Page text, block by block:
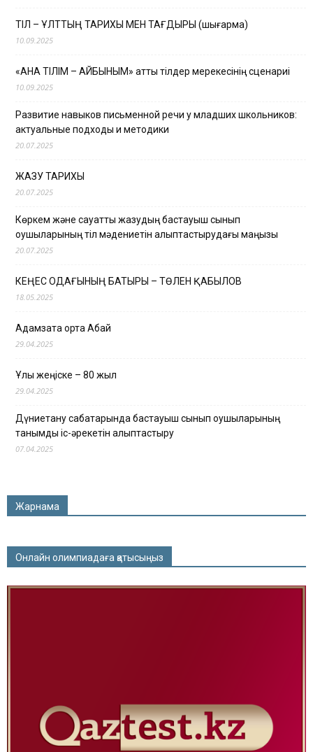
ТІЛ – ҰЛТТЫҢ ТАРИХЫ МЕН ТАҒДЫРЫ (шығарма)
10.09.2025
«АНА ТІЛІМ – АЙБЫНЫМ» атты тілдер мерекесінің сценариі
10.09.2025
Развитие навыков письменной речи у младших школьников:
актуальные подходы и методики
20.07.2025
ЖАЗУ ТАРИХЫ
20.07.2025
Көркем және сауатты жазудың бастауыш сынып
оқушыларының тіл мәдениетін қалыптастырудағы маңызы
20.07.2025
КЕҢЕС ОДАҒЫНЫҢ БАТЫРЫ – ТӨЛЕН ҚАБЫЛОВ
18.05.2025
Адамзатқа ортақ Абай
29.04.2025
Ұлы жеңіске – 80 жыл
29.04.2025
Дүниетану сабақтарында бастауыш сынып оқушыларының
танымдық іс-әрекетін қалыптастыру
07.04.2025
Жарнама
Онлайн олимпиадаға қатысыңыз